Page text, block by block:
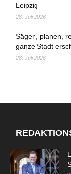
Leipzig
28. Juli 2026
Sägen, planen,
ganze Stadt
28. Juli 2026